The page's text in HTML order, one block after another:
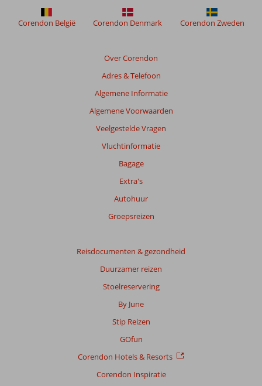
Over Corendon
Adres & Telefoon
Algemene Informatie
Algemene Voorwaarden
Veelgestelde Vragen
Vluchtinformatie
Bagage
Extra's
Autohuur
Groepsreizen
Reisdocumenten & gezondheid
Duurzamer reizen
Stoelreservering
By June
Stip Reizen
GOfun
Corendon Hotels & Resorts
Corendon Inspiratie
Corendon België Corendon Denmark Corendon Zweden